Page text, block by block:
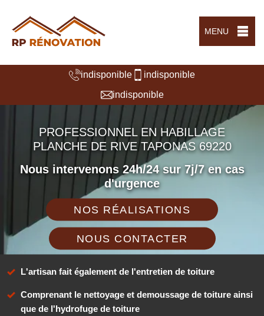
MENU
indisponible
indisponible
indisponible
PROFESSIONNEL EN HABILLAGE
PLANCHE DE RIVE TAPONAS 69220
Nous intervenons 24h/24 sur 7j/7 en cas
d'urgence
NOS RÉALISATIONS
NOUS CONTACTER
L'artisan fait également de l'entretien de toiture
Comprenant le nettoyage et demoussage de toiture ainsi
que de l'hydrofuge de toiture